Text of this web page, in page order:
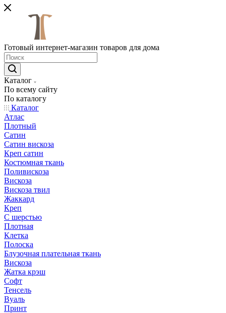
Готовый интернет-магазин товаров для дома
Каталог
По всему сайту
По каталогу
Каталог
Атлас
Плотный
Сатин
Сатин вискоза
Креп сатин
Костюмная ткань
Поливискоза
Вискоза
Вискоза твил
Жаккард
Креп
С шерстью
Плотная
Клетка
Полоска
Блузочная плательная ткань
Вискоза
Жатка крэш
Софт
Тенсель
Вуаль
Принт